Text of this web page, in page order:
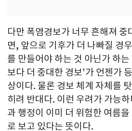
다만 폭염경보가 너무 흔해져
면, 앞으로 기후가 더 나빠질 경
를 만들어야 하는 것 아닌가 하
보다 더 중대한 경보'가 언젠가
상이다. 물론 경보 체계 자체를
히려 반대다. 이런 우려가 가능
과 행정이 이미 더 위험한 여름
로 보고 있다는 뜻이다.